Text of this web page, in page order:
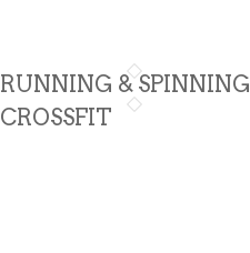
RUNNING & SPINNING
CROSSFIT